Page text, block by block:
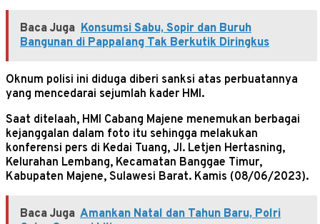
Baca Juga Konsumsi Sabu, Sopir dan Buruh
Bangunan di Pappalang Tak Berkutik Diringkus
Oknum polisi ini diduga diberi sanksi atas perbuatannya
yang mencedarai sejumlah kader HMI.
Saat ditelaah, HMI Cabang Majene menemukan berbagai
kejanggalan dalam foto itu sehingga melakukan
konferensi pers di Kedai Tuang, Jl. Letjen Hertasning,
Kelurahan Lembang, Kecamatan Banggae Timur,
Kabupaten Majene, Sulawesi Barat. Kamis (08/06/2023).
Baca Juga Amankan Natal dan Tahun Baru, Polri